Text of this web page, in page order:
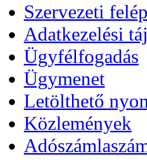
Szervezeti
Adatkezelési
Ügyfélfogadás
Ügymenet
Letölthető
Közlemények